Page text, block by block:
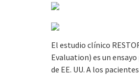
El estudio clínico
Evaluation) es un
de EE. UU. A los